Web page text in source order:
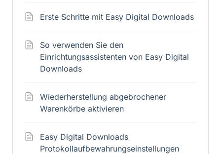
Erste Schritte mit Easy Digital Downloads
So verwenden Sie den
Einrichtungsassistenten von Easy Digital
Downloads
Wiederherstellung abgebrochener
Warenkörbe aktivieren
Easy Digital Downloads
Protokollaufbewahrungseinstellungen